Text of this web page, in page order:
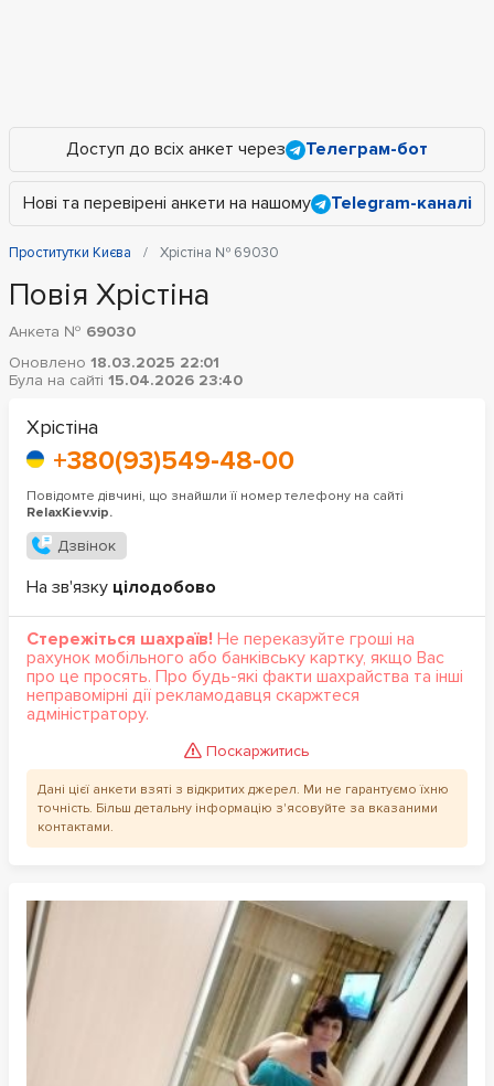
Доступ до всіх анкет через Телеграм-бот
Нові та перевірені анкети на нашому Telegram-каналі
Проститутки Києва Хрістіна № 69030
Повія Хрістіна
Анкета № 69030
Оновлено 18.03.2025 22:01
Була на сайті 15.04.2026 23:40
Хрістіна
+380(93)549-48-00
Повідомте дівчині, що знайшли її номер телефону на сайті
RelaxKiev.vip.
Дзвінок
На зв'язку цілодобово
Стережіться шахраїв! Не переказуйте гроші на
рахунок мобільного або банківську картку, якщо Вас
про це просять. Про будь-які факти шахрайства та інші
неправомірні дії рекламодавця скаржтеся
адміністратору.
Поскаржитись
Дані цієї анкети взяті з відкритих джерел. Ми не гарантуємо їхню
точність. Більш детальну інформацію з'ясовуйте за вказаними
контактами.